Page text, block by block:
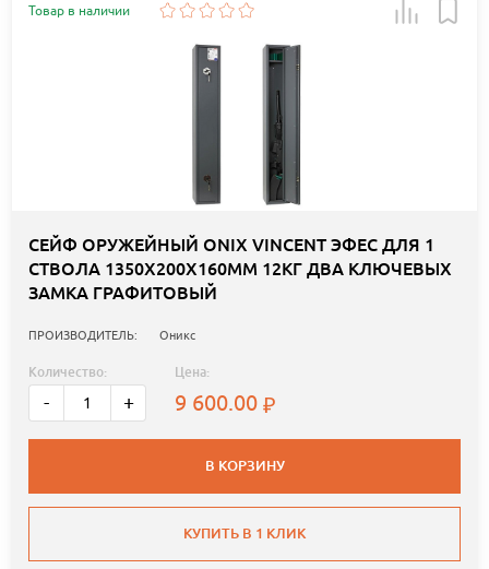
Товар в наличии
СЕЙФ ОРУЖЕЙНЫЙ ONIX VINCENT ЭФЕС ДЛЯ 1
СТВОЛА 1350Х200Х160ММ 12КГ ДВА КЛЮЧЕВЫХ
ЗАМКА ГРАФИТОВЫЙ
ПРОИЗВОДИТЕЛЬ: Оникс
Количество:
- +
Цена:
9 600.00
В КОРЗИНУ
КУПИТЬ В 1 КЛИК